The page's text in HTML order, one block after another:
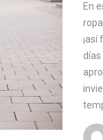
En
¡así